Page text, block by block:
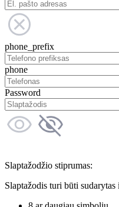
phone_prefix
phone
Password
Slaptažodžio stiprumas:
Slaptažodis turi būti sudarytas